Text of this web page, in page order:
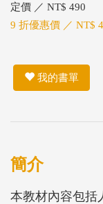
定價 ／ NT$ 490
9 折優惠價 ／ NT$
我的書單
簡介
本教材內容包括